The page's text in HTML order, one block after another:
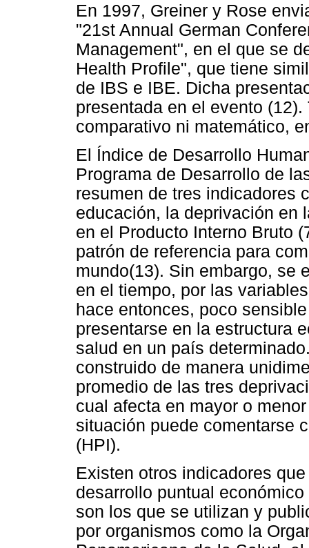
En 1997, Greiner y Rose
"21st Annual German
Management", en el que se
Health Profile", que tiene
de IBS e IBE. Dicha
presentada en el evento
comparativo ni matemático,
El Índice de Desarrollo
Programa de Desarrollo de
resumen de tres indicadores
educación, la deprivación en
en el Producto Interno Bruto
patrón de referencia para
mundo(13). Sin embargo, se
en el tiempo, por las
hace entonces, poco
presentarse en la estructura
salud en un país
construido de manera
promedio de las tres
cual afecta en mayor o
situación puede comentarse
(HPI).
Existen otros indicadores
desarrollo puntual
son los que se utilizan y
por organismos como la